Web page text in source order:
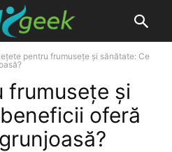
pentru frumusețe și sănătate: Ce
frumusețe și
oferă